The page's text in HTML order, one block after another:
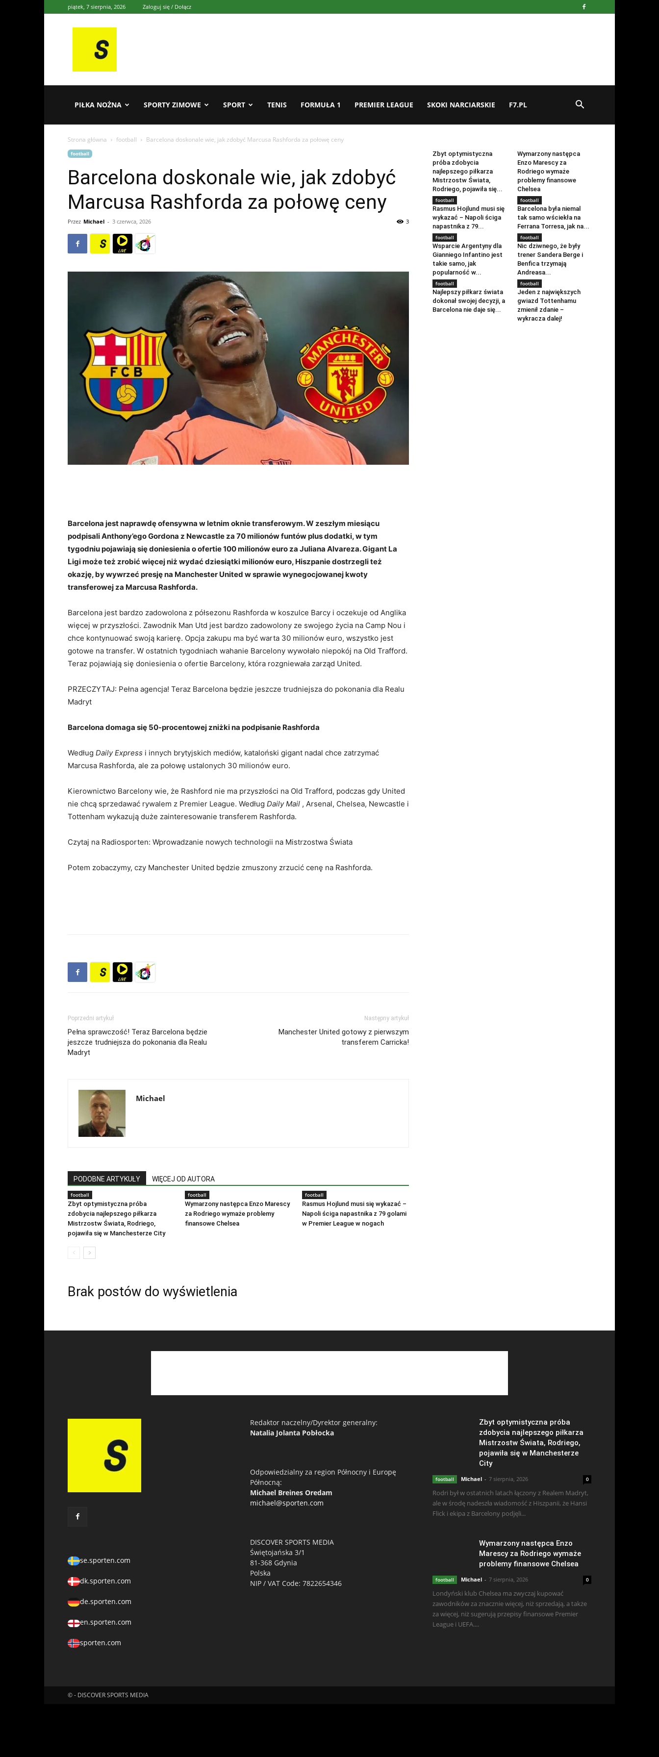
piątek, 7 sierpnia, 2026 Zaloguj się / Dołącz
PIŁKA NOŻNA SPORTY ZIMOWE SPORT TENIS FORMUŁA 1 PREMIER LEAGUE SKOKI NARCIARSKIE F7.PL
Strona główna football Barcelona doskonale wie, jak zdobyć Marcusa Rashforda za połowę ceny
football
Barcelona doskonale wie, jak zdobyć
Marcusa Rashforda za połowę ceny
Przez Michael - 3 czerwca, 2026 3
Barcelona jest naprawdę ofensywna w letnim oknie transferowym. W zeszłym miesiącu
podpisali Anthony’ego Gordona z Newcastle za 70 milionów funtów plus dodatki, w tym
tygodniu pojawiają się doniesienia o ofertie 100 milionów euro za Juliana Alvareza. Gigant La
Ligi może też zrobić więcej niż wydać dziesiątki milionów euro, Hiszpanie dostrzegli też
okazję, by wywrzeć presję na Manchester United w sprawie wynegocjowanej kwoty
transferowej za Marcusa Rashforda.
Barcelona jest bardzo zadowolona z półsezonu Rashforda w koszulce Barcy i oczekuje od Anglika
więcej w przyszłości. Zawodnik Man Utd jest bardzo zadowolony ze swojego życia na Camp Nou i
chce kontynuować swoją karierę. Opcja zakupu ma być warta 30 milionów euro, wszystko jest
gotowe na transfer. W ostatnich tygodniach wahanie Barcelony wywołało niepokój na Old Trafford.
Teraz pojawiają się doniesienia o ofertie Barcelony, która rozgniewała zarząd United.
PRZECZYTAJ: Pełna agencja! Teraz Barcelona będzie jeszcze trudniejsza do pokonania dla Realu
Madryt
Barcelona domaga się 50-procentowej zniżki na podpisanie Rashforda
Według Daily Express i innych brytyjskich mediów, kataloński gigant nadal chce zatrzymać
Marcusa Rashforda, ale za połowę ustalonych 30 milionów euro.
Kierownictwo Barcelony wie, że Rashford nie ma przyszłości na Old Trafford, podczas gdy United
nie chcą sprzedawać rywalem z Premier League. Według Daily Mail , Arsenal, Chelsea, Newcastle i
Tottenham wykazują duże zainteresowanie transferem Rashforda.
Czytaj na Radiosporten: Wprowadzanie nowych technologii na Mistrzostwa Świata
Potem zobaczymy, czy Manchester United będzie zmuszony zrzucić cenę na Rashforda.
Poprzedni artykuł
Pełna sprawczość! Teraz Barcelona będzie
jeszcze trudniejsza do pokonania dla Realu
Madryt
Następny artykuł
Manchester United gotowy z pierwszym
transferem Carricka!
Michael
PODOBNE ARTYKUŁY WIĘCEJ OD AUTORA
football
Zbyt optymistyczna próba
zdobycia najlepszego piłkarza
Mistrzostw Świata, Rodriego,
pojawiła się w Manchesterze City
football
Wymarzony następca Enzo Marescy
za Rodriego wymaże problemy
finansowe Chelsea
football
Rasmus Hojlund musi się wykazać –
Napoli ściga napastnika z 79 golami
w Premier League w nogach
Brak postów do wyświetlenia
Zbyt optymistyczna
próba zdobycia
najlepszego piłkarza
Mistrzostw Świata,
Rodriego, pojawiła się...
Wymarzony następca
Enzo Marescy za
Rodriego wymaże
problemy finansowe
Chelsea
football
Rasmus Hojlund musi się
wykazać – Napoli ściga
napastnika z 79...
football
Barcelona była niemal
tak samo wściekła na
Ferrana Torresa, jak na...
football
Wsparcie Argentyny dla
Gianniego Infantino jest
takie samo, jak
popularność w...
football
Nic dziwnego, że były
trener Sandera Berge i
Benfica trzymają
Andreasa...
football
Najlepszy piłkarz świata
dokonał swojej decyzji, a
Barcelona nie daje się...
football
Jeden z największych
gwiazd Tottenhamu
zmienił zdanie –
wykracza dalej!
se.sporten.com
dk.sporten.com
de.sporten.com
en.sporten.com
sporten.com
Redaktor naczelny/Dyrektor generalny:
Natalia Jolanta Pobłocka
Odpowiedzialny za region Północny i Europę
Północną:
Michael Breines Oredam
michael@sporten.com
DISCOVER SPORTS MEDIA
Świętojańska 3/1
81-368 Gdynia
Polska
NIP / VAT Code: 7822654346
Zbyt optymistyczna próba
zdobycia najlepszego piłkarza
Mistrzostw Świata, Rodriego,
pojawiła się w Manchesterze
City
football Michael - 7 sierpnia, 2026 0
Rodri był w ostatnich latach łączony z Realem Madryt,
ale w środę nadeszła wiadomość z Hiszpanii, że Hansi
Flick i ekipa z Barcelony podjęli...
Wymarzony następca Enzo
Marescy za Rodriego wymaże
problemy finansowe Chelsea
football Michael - 7 sierpnia, 2026 0
Londyński klub Chelsea ma zwyczaj kupować
zawodników za znacznie więcej, niż sprzedają, a także
za więcej, niż sugerują przepisy finansowe Premier
League i UEFA....
© - DISCOVER SPORTS MEDIA